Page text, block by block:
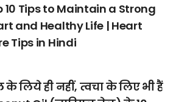
10 Tips to Maintain a Strong
and Healthy Life | Heart
Tips in Hindi
के लिये ही नहीं, त्वचा के लिए भी हैं